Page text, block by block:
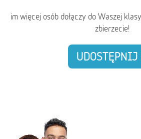
im więcej osób dołączy do Waszej
zbierzecie!
UDOSTĘPNIJ